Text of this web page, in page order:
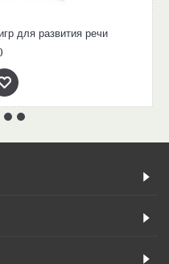
для развития речи